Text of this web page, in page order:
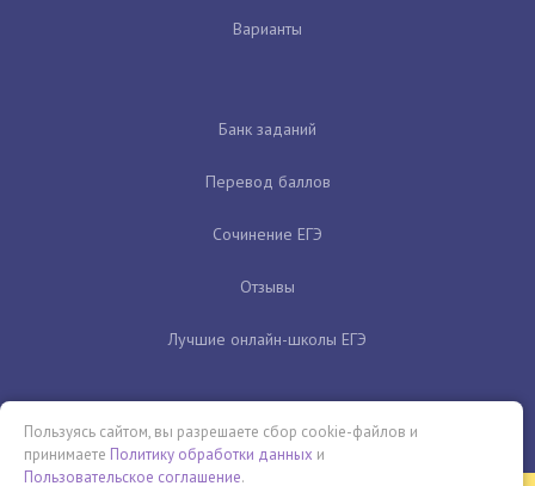
Варианты
Банк заданий
Перевод баллов
Сочинение ЕГЭ
Отзывы
Лучшие онлайн-школы ЕГЭ
Пользуясь сайтом, вы разрешаете сбор cookie-файлов и
принимаете Политику обработки данных и
Пользовательское соглашение.